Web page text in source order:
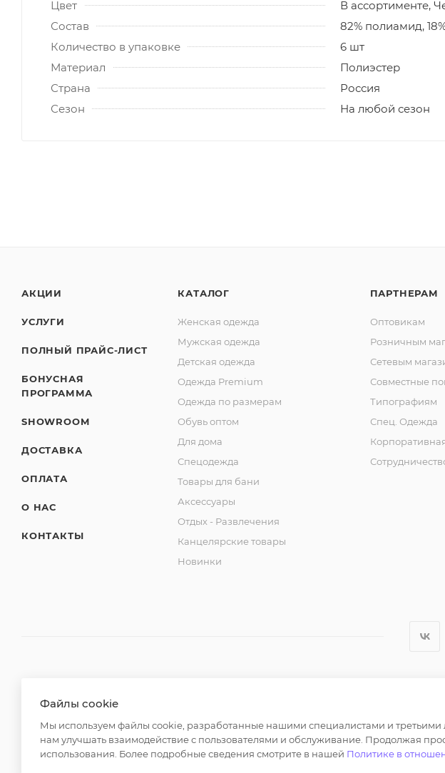
Цвет
В ассортименте,
Состав
82% полиамид,
Количество в упаковке
6 шт
Материал
Полиэстер
Страна
Россия
Сезон
На любой сезон
АКЦИИ
УСЛУГИ
ПОЛНЫЙ ПРАЙС-ЛИСТ
БОНУСНАЯ
ПРОГРАММА
SHOWROOM
ДОСТАВКА
ОПЛАТА
О НАС
КОНТАКТЫ
КАТАЛОГ
Женская одежда
Мужская одежда
Детская одежда
Одежда Premium
Одежда по размерам
Обувь оптом
Для дома
Спецодежда
Товары для бани
Аксессуары
Отдых - Развлечения
Канцелярские товары
Новинки
ПАРТНЕРАМ
Оптовикам
Розничным
Сетевым
Совместные
Типографиям
Спец. Одежда
Любая информация на сайте носит справочный характер и не является
Российской Федерации. Использование любых материалов,
редакции и активной ссылки на https://opt-milena.ru
Файлы cookie
Мы используем файлы cookie, разработанные нашими специалистами и третьими
нам улучшать взаимодействие с пользователями и обслуживание. Продолжая
использования. Более подробные сведения смотрите в нашей Политике в